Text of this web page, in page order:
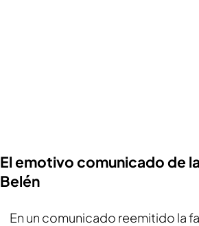
El emotivo comunicado de
Belén
En un comunicado reemitido la